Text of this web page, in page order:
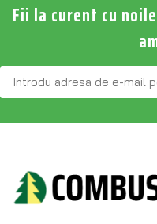
Fii la curent cu